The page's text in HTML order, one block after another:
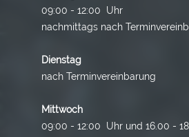
09:00 - 12:00 Uhr
nachmittags nach
Dienstag
nach Terminvereinbarung
Mittwoch
09:00 - 12:00 Uhr und 16.00 -